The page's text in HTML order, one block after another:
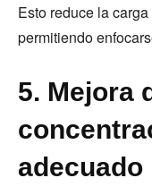
Esto reduce la
permitiendo
5. Mejora
adecuado